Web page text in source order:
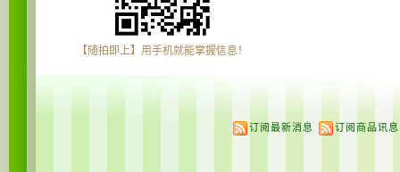
【随拍即上】用手机就能掌握信息！
订阅最新消息 订阅商品讯息